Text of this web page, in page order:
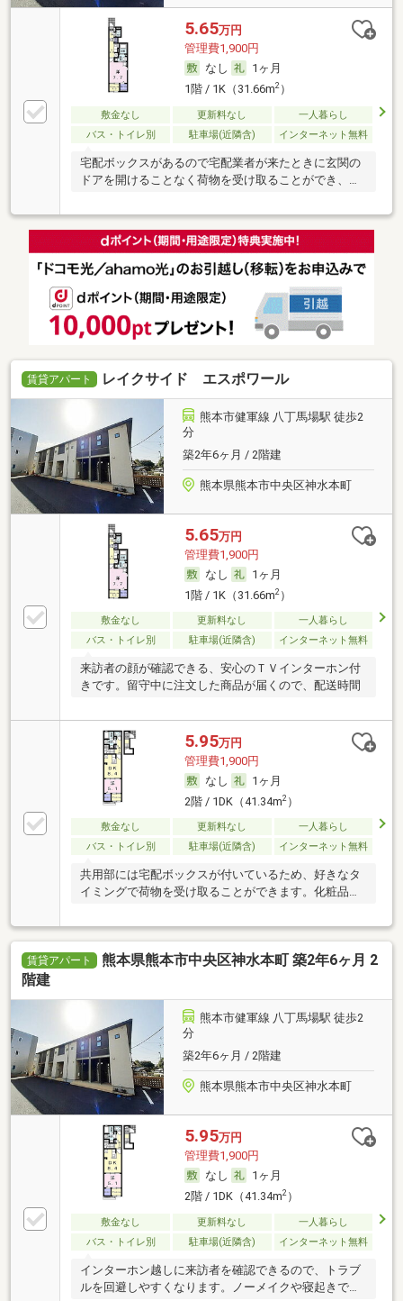
5.65万円
管理費1,900円
なし
1ヶ月
1階 / 1K（31.66m2）
敷金なし 更新料なし
一人暮らし
バス・トイレ別
駐車場(近隣含) インターネット無料
宅配ボックスがあるので宅配業者が来たときに玄関の
ドアを開けることなく荷物を受け取ることができ、防
賃貸アパート レイクサイド エスポワール
熊本市健軍線 八丁馬場駅 徒歩2
分
築2年6ヶ月 / 2階建
熊本県熊本市中央区神水本町
5.65万円
管理費1,900円
なし
1ヶ月
1階 / 1K（31.66m2）
敷金なし 更新料なし
一人暮らし
バス・トイレ別
駐車場(近隣含) インターネット無料
来訪者の顔が確認できる、安心のＴＶインターホン付
きです。留守中に注文した商品が届くので、配送時間
5.95万円
管理費1,900円
なし
1ヶ月
2階 / 1DK（41.34m2）
敷金なし 更新料なし
一人暮らし
バス・トイレ別
駐車場(近隣含) インターネット無料
共用部には宅配ボックスが付いているため、好きなタ
イミングで荷物を受け取ることができます。化粧品や
賃貸アパート
熊本県熊本市中央区神水本町 築2年6ヶ月 2
階建
熊本市健軍線 八丁馬場駅 徒歩2
分
築2年6ヶ月 / 2階建
熊本県熊本市中央区神水本町
5.95万円
管理費1,900円
なし
1ヶ月
2階 / 1DK（41.34m2）
敷金なし 更新料なし
一人暮らし
バス・トイレ別
駐車場(近隣含) インターネット無料
インターホン越しに来訪者を確認できるので、トラブ
ルを回避しやすくなります。ノーメイクや寝起きで人